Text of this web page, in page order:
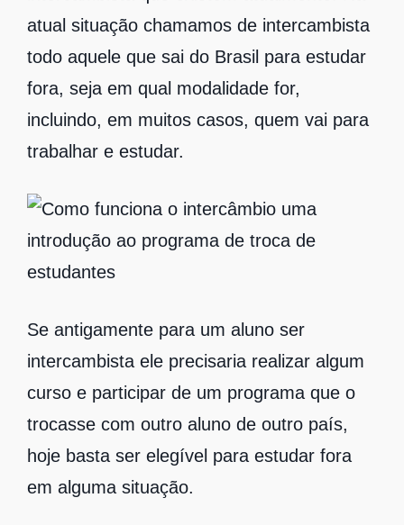
atual situação chamamos de intercambista
todo aquele que sai do Brasil para estudar
fora, seja em qual modalidade for,
incluindo, em muitos casos, quem vai para
trabalhar e estudar.
Se antigamente para um aluno ser
intercambista ele precisaria realizar algum
curso e participar de um programa que o
trocasse com outro aluno de outro país,
hoje basta ser elegível para estudar fora
em alguma situação.